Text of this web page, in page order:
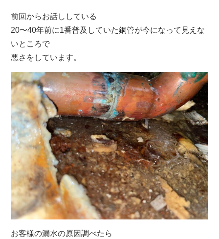
前回からお話ししている
20〜40年前に1番普及していた銅管が今になって見えな
いところで
悪さをしています。
お客様の漏水の原因調べたら